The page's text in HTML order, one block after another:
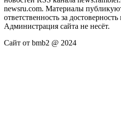
newsru.com. Материалы
ответственность за
Администрация сайта не несёт.
Сайт от bmb2 @ 2024